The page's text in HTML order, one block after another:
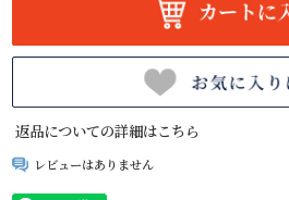
返品についての詳細はこちら
レビューはありません